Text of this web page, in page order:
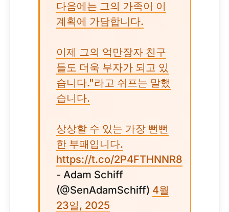
다음에는 그의 가족이 이
계획에 가담합니다.
이제 그의 억만장자 친구
들도 더욱 부자가 되고 있
습니다."라고 쉬프는 말했
습니다.
상상할 수 있는 가장 뻔뻔
한 부패입니다.
https://t.co/2P4FTHNNR8
- Adam Schiff
(@SenAdamSchiff) 4월
23일, 2025